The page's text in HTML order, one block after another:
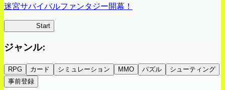
迷宮サバイバルファンタジー開幕！
Start
ジャンル:
RPG カード シミュレーション MMO パズル
シューティング
事前登録